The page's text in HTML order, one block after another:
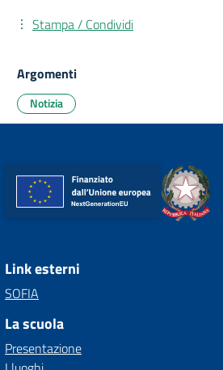
Stampa / Condividi
Argomenti
Notizia
Link esterni
SOFIA
La scuola
Presentazione